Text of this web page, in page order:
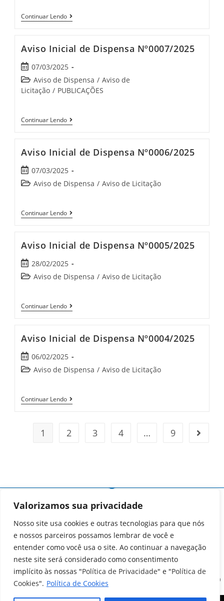
Valorizamos sua privacidade
Nosso site usa cookies e outras tecnologias para que nós
e nossos parceiros possamos lembrar de você e
entender como você usa o site. Ao continuar a navegação
neste site será considerado como consentimento
implícito às nossas "Política de Privacidade" e "Política de
Cookies". Política de Cookies
Continuar Lendo
Aviso Inicial de Dispensa Nº0007/2025
07/03/2025
Aviso de Dispensa / Aviso de
Licitação / PUBLICAÇÕES
Continuar Lendo
Aviso Inicial de Dispensa Nº0006/2025
07/03/2025
Aviso de Dispensa / Aviso de Licitação
Continuar Lendo
Aviso Inicial de Dispensa Nº0005/2025
28/02/2025
Aviso de Dispensa / Aviso de Licitação
Continuar Lendo
Aviso Inicial de Dispensa Nº0004/2025
06/02/2025
Aviso de Dispensa / Aviso de Licitação
Continuar Lendo
1 2 3 4 … 9
R. Getúlio Vargas, 147 - Cacimba de Dentro, PB - CNPJ: 08.582.546/0001-00
Horários de Atendimento: das 7:00h às 13:00h de Segunda à Sexta-feira